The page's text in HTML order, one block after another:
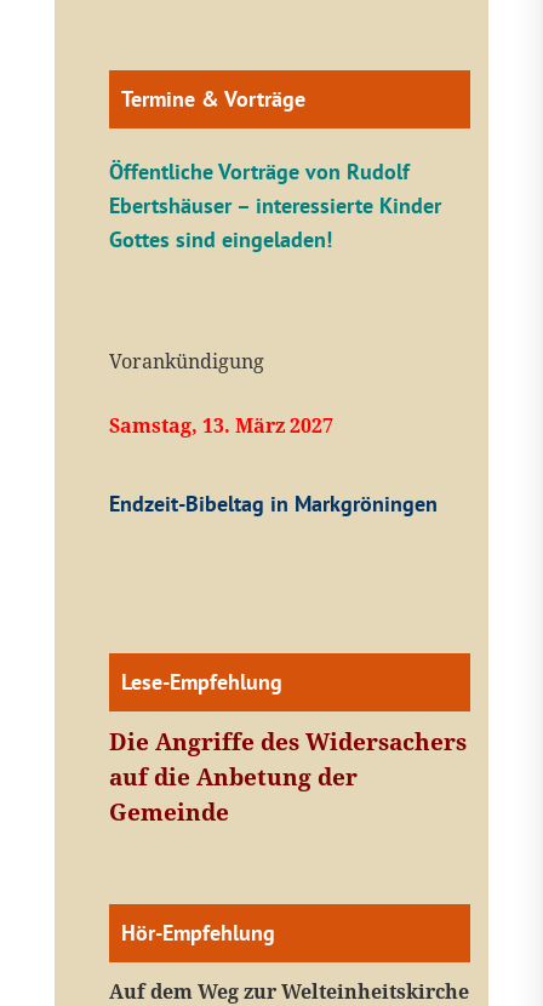
Termine & Vorträge
Öffentliche Vorträge von Rudolf
Ebertshäuser – interessierte Kinder
Gottes sind eingeladen!
Vorankündigung
Samstag, 13. März 2027
Endzeit-Bibeltag in Markgröningen
Lese-Empfehlung
Die Angriffe des Widersachers
auf die Anbetung der
Gemeinde
Hör-Empfehlung
Auf dem Weg zur Welteinheitskirche